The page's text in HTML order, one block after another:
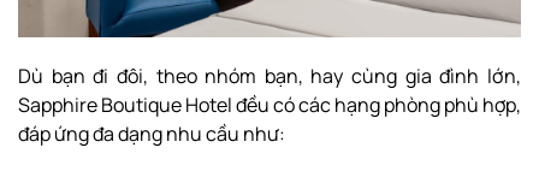
Dù bạn đi đôi, theo nhóm bạn, hay cùng gia đình lớn,
Sapphire Boutique Hotel đều có các hạng phòng phù hợp,
đáp ứng đa dạng nhu cầu như: